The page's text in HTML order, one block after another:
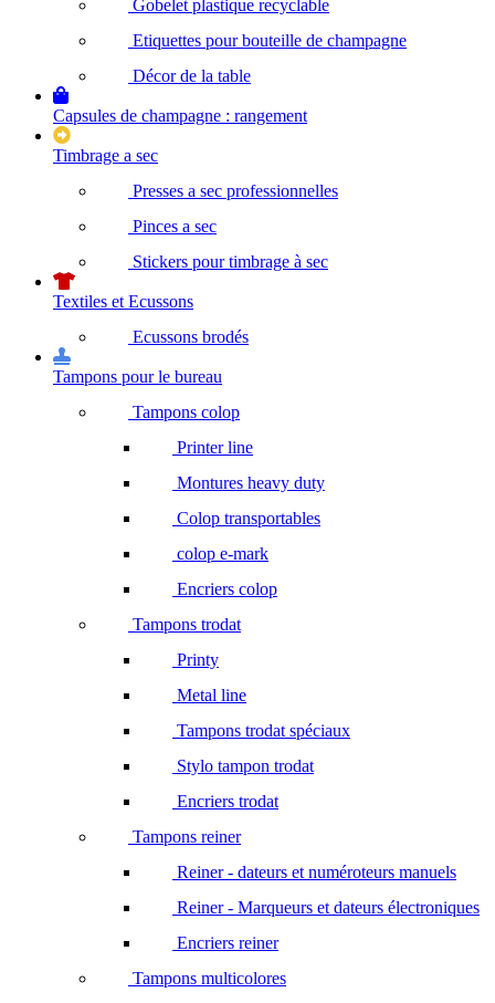
Gobelet plastique recyclable
Etiquettes pour bouteille de champagne
Décor de la table
Capsules de champagne : rangement
Timbrage a sec
Presses a sec professionnelles
Pinces a sec
Stickers pour timbrage à sec
Textiles et Ecussons
Ecussons brodés
Tampons pour le bureau
Tampons colop
Printer line
Montures heavy duty
Colop transportables
colop e-mark
Encriers colop
Tampons trodat
Printy
Metal line
Tampons trodat spéciaux
Stylo tampon trodat
Encriers trodat
Tampons reiner
Reiner - dateurs et numéroteurs manuels
Reiner - Marqueurs et dateurs électroniques
Encriers reiner
Tampons multicolores